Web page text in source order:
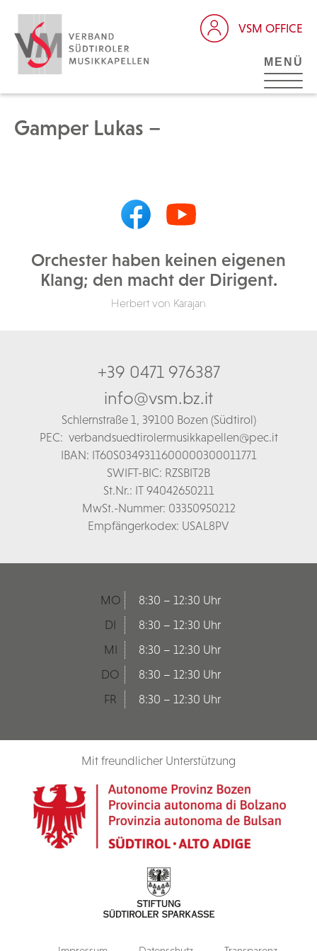
VSM OFFICE
MENÜ
Gamper Lukas –
Orchester haben keinen eigenen
Klang; den macht der Dirigent.
Herbert von Karajan
+39 0471 976387
info@vsm.bz.it
Schlernstraße 1, 39100 Bozen (Südtirol)
PEC: verbandsuedtirolermusikkapellen@pec.it
IBAN: IT60S0349311600000300011771
SWIFT-BIC: RZSBIT2B
St.Nr.: IT 94042650211
MwSt.-Nummer: 03350950212
Empfängerkodex: USAL8PV
MO
8:30 – 12:30 Uhr
DI
8:30 – 12:30 Uhr
MI
8:30 – 12:30 Uhr
DO
8:30 – 12:30 Uhr
FR
8:30 – 12:30 Uhr
Mit freundlicher Unterstützung